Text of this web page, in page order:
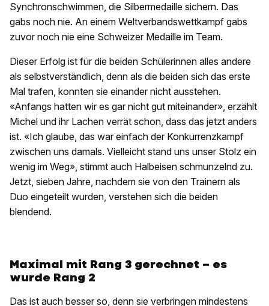
Synchronschwimmen, die Silbermedaille sichern. Das
gabs noch nie. An einem Weltverbandswettkampf gabs
zuvor noch nie eine Schweizer Medaille im Team.
Dieser Erfolg ist für die beiden Schülerinnen alles andere
als selbstverständlich, denn als die beiden sich das erste
Mal trafen, konnten sie einander nicht ausstehen.
«Anfangs hatten wir es gar nicht gut miteinander», erzählt
Michel und ihr Lachen verrät schon, dass das jetzt anders
ist. «Ich glaube, das war einfach der Konkurrenzkampf
zwischen uns damals. Vielleicht stand uns unser Stolz ein
wenig im Weg», stimmt auch Halbeisen schmunzelnd zu.
Jetzt, sieben Jahre, nachdem sie von den Trainern als
Duo eingeteilt wurden, verstehen sich die beiden
blendend.
Maximal mit Rang 3 gerechnet – es
wurde Rang 2
Das ist auch besser so, denn sie verbringen mindestens